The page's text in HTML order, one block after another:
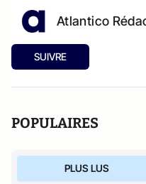
Atlantico
SUIVRE
POPULAIRES
PLUS LUS